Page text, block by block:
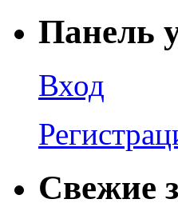
Панель
Вход
Свежие